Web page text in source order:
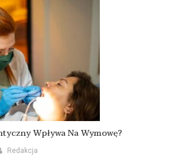
Wpływa Na Wymowę?
Redakcja